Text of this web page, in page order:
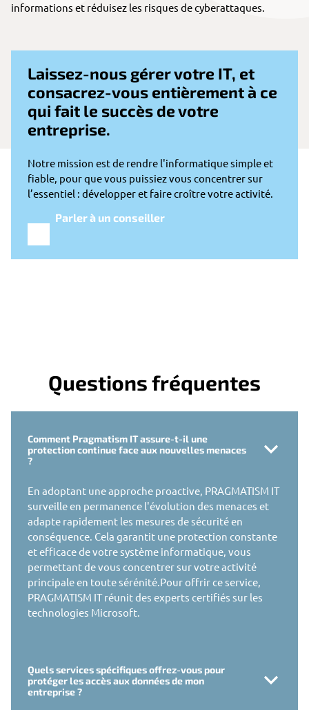
informations et réduisez les risques de cyberattaques.
Laissez-nous gérer votre IT, et
consacrez-vous entièrement à ce
qui fait le succès de votre
entreprise.
Notre mission est de rendre l'informatique simple et
fiable, pour que vous puissiez vous concentrer sur
l’essentiel : développer et faire croître votre activité.
Parler à un conseiller
Questions fréquentes
Comment Pragmatism IT assure-t-il une
protection continue face aux nouvelles menaces
?
En adoptant une approche proactive, PRAGMATISM IT
surveille en permanence l'évolution des menaces et
adapte rapidement les mesures de sécurité en
conséquence. Cela garantit une protection constante
et efficace de votre système informatique, vous
permettant de vous concentrer sur votre activité
principale en toute sérénité.Pour offrir ce service,
PRAGMATISM IT réunit des experts certifiés sur les
technologies Microsoft.
Quels services spécifiques offrez-vous pour
protéger les accès aux données de mon
entreprise ?